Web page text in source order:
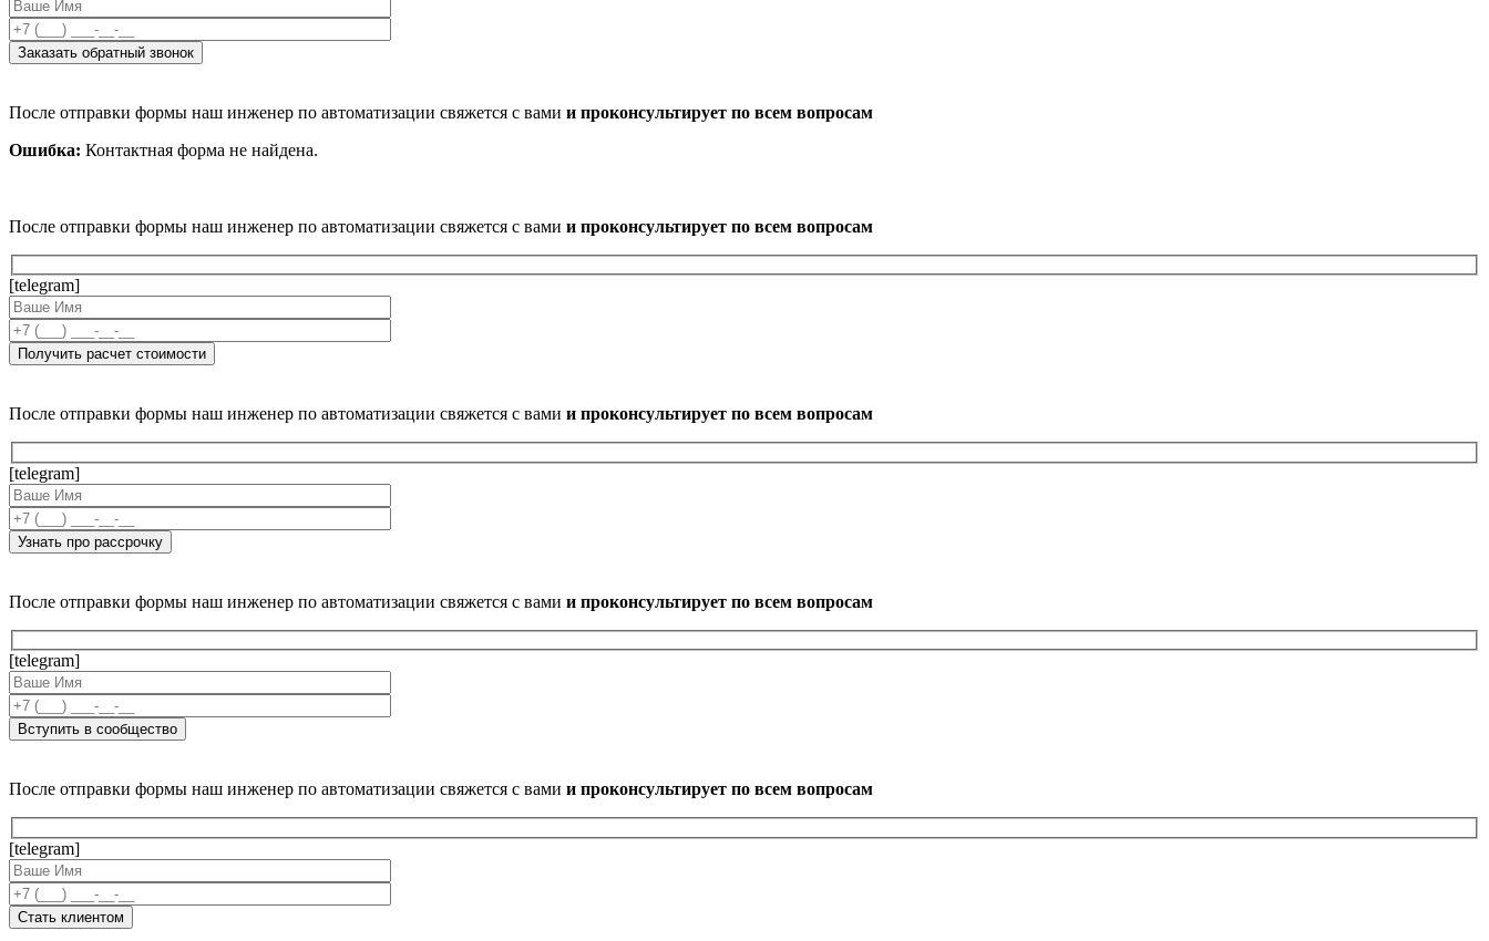
После отправки формы наш инженер по автоматизации свяжется с вами и проконсультирует по всем вопросам
Ошибка: Контактная форма не найдена.
После отправки формы наш инженер по автоматизации свяжется с вами и проконсультирует по всем вопросам
[telegram]
После отправки формы наш инженер по автоматизации свяжется с вами и проконсультирует по всем вопросам
[telegram]
После отправки формы наш инженер по автоматизации свяжется с вами и проконсультирует по всем вопросам
[telegram]
После отправки формы наш инженер по автоматизации свяжется с вами и проконсультирует по всем вопросам
[telegram]